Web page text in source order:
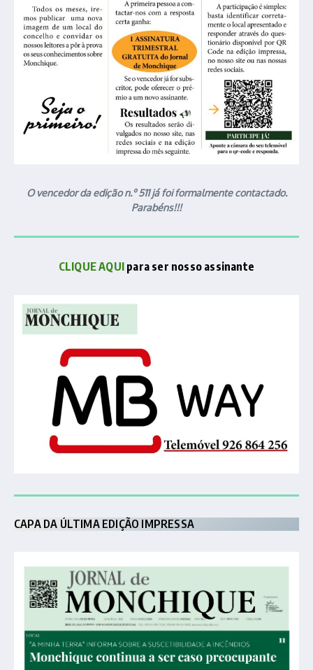
O vencedor da edição n.º 511 já foi formalmente contactado.
Parabéns!!!
CLIQUE AQUI para ser nosso assinante
CAPA DA ÚLTIMA EDIÇÃO IMPRESSA